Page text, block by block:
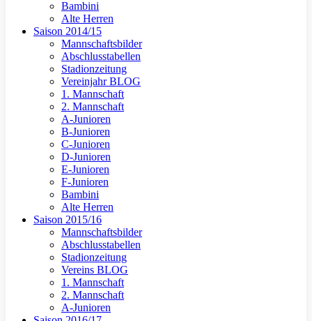
Bambini
Alte Herren
Saison 2014/15
Mannschaftsbilder
Abschlusstabellen
Stadionzeitung
Vereinjahr BLOG
1. Mannschaft
2. Mannschaft
A-Junioren
B-Junioren
C-Junioren
D-Junioren
E-Junioren
F-Junioren
Bambini
Alte Herren
Saison 2015/16
Mannschaftsbilder
Abschlusstabellen
Stadionzeitung
Vereins BLOG
1. Mannschaft
2. Mannschaft
A-Junioren